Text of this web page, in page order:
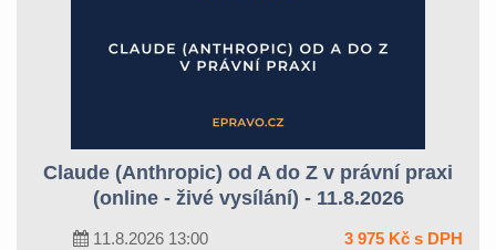
Claude (Anthropic) od A do Z v právní praxi
(online - živé vysílání) - 11.8.2026
11.8.2026 13:00 3 975 Kč s DPH